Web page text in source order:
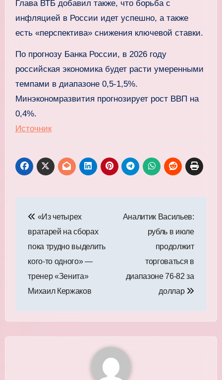
Глава ВТБ добавил также, что борьба с
инфляцией в России идет успешно, а также
есть «перспектива» снижения ключевой ставки.
По прогнозу Банка России, в 2026 году
российская экономика будет расти умеренными
темпами в диапазоне 0,5-1,5%.
Минэкономразвития прогнозирует рост ВВП на
0,4%.
Источник
по
записям
«Из четырех
вратарей на сборах
пока трудно выделить
кого‑то одного» —
тренер «Зенита»
Михаил Кержаков
Аналитик Васильев:
рубль в июле
продолжит
торговаться в
диапазоне 76-82 за
доллар